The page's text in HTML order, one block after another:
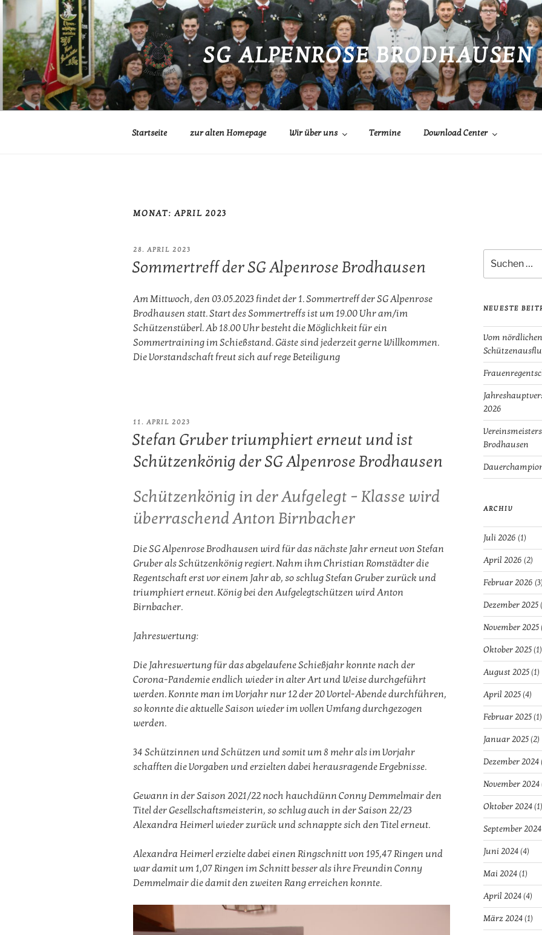
Zum
Inhalt
springen
SG ALPENROSE BRODHAUSEN
Startseite zur alten Homepage Wir über uns Termine Download Center
MONAT: APRIL 2023
VERÖFFENTLICHT
28. APRIL 2023
Sommertreff der SG Alpenrose Brodhausen
Am Mittwoch, den 03.05.2023 findet der 1. Sommertreff der SG Alpenrose
Brodhausen statt. Start des Sommertreffs ist um 19.00 Uhr am/im
Schützenstüberl. Ab 18.00 Uhr besteht die Möglichkeit für ein
Sommertraining im Schießstand. Gäste sind jederzeit gerne Willkommen.
Die Vorstandschaft freut sich auf rege Beteiligung
VERÖFFENTLICHT
11. APRIL 2023
Stefan Gruber triumphiert erneut und ist
Schützenkönig der SG Alpenrose Brodhausen
Schützenkönig in der Aufgelegt – Klasse wird
überraschend Anton Birnbacher
Die SG Alpenrose Brodhausen wird für das nächste Jahr erneut von Stefan
Gruber als Schützenkönig regiert. Nahm ihm Christian Romstädter die
Regentschaft erst vor einem Jahr ab, so schlug Stefan Gruber zurück und
triumphiert erneut. König bei den Aufgelegtschützen wird Anton
Birnbacher.
Jahreswertung:
Die Jahreswertung für das abgelaufene Schießjahr konnte nach der
Corona-Pandemie endlich wieder in alter Art und Weise durchgeführt
werden. Konnte man im Vorjahr nur 12 der 20 Vortel-Abende durchführen,
so konnte die aktuelle Saison wieder im vollen Umfang durchgezogen
werden.
34 Schützinnen und Schützen und somit um 8 mehr als im Vorjahr
schafften die Vorgaben und erzielten dabei herausragende Ergebnisse.
Gewann in der Saison 2021/22 noch hauchdünn Conny Demmelmair den
Titel der Gesellschaftsmeisterin, so schlug auch in der Saison 22/23
Alexandra Heimerl wieder zurück und schnappte sich den Titel erneut.
Alexandra Heimerl erzielte dabei einen Ringschnitt von 195,47 Ringen und
war damit um 1,07 Ringen im Schnitt besser als ihre Freundin Conny
Demmelmair die damit den zweiten Rang erreichen konnte.
nach:
NEUESTE
Vom
2026
Brodhausen
ARCHIV
Juli 2026 (1)
April 2026 (2)
Februar 2026 (3)
Dezember 2025
November 2025
Oktober 2025(1)
August 2025(1)
April 2025(4)
Februar 2025(1)
Januar 2025(2)
Dezember 2024
November 2024
Oktober 2024(1)
September 2024
Juni 2024(4)
Mai 2024(1)
April 2024(4)
März 2024(1)